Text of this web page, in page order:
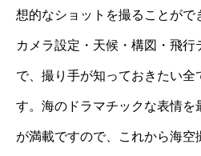
想的なショットを撮ることがで
カメラ設定・天候・構図・飛行
で、撮り手が知っておきたい全
す。海のドラマチックな表情を
が満載ですので、これから海空